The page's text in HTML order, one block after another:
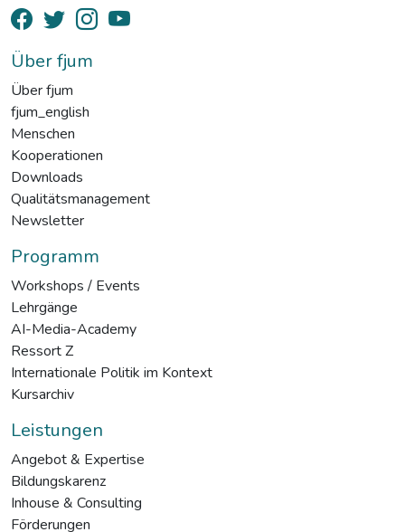
Über fjum
Über fjum
fjum_english
Menschen
Kooperationen
Downloads
Qualitätsmanagement
Newsletter
Programm
Workshops / Events
Lehrgänge
AI-Media-Academy
Ressort Z
Internationale Politik im Kontext
Kursarchiv
Leistungen
Angebot & Expertise
Bildungskarenz
Inhouse & Consulting
Förderungen